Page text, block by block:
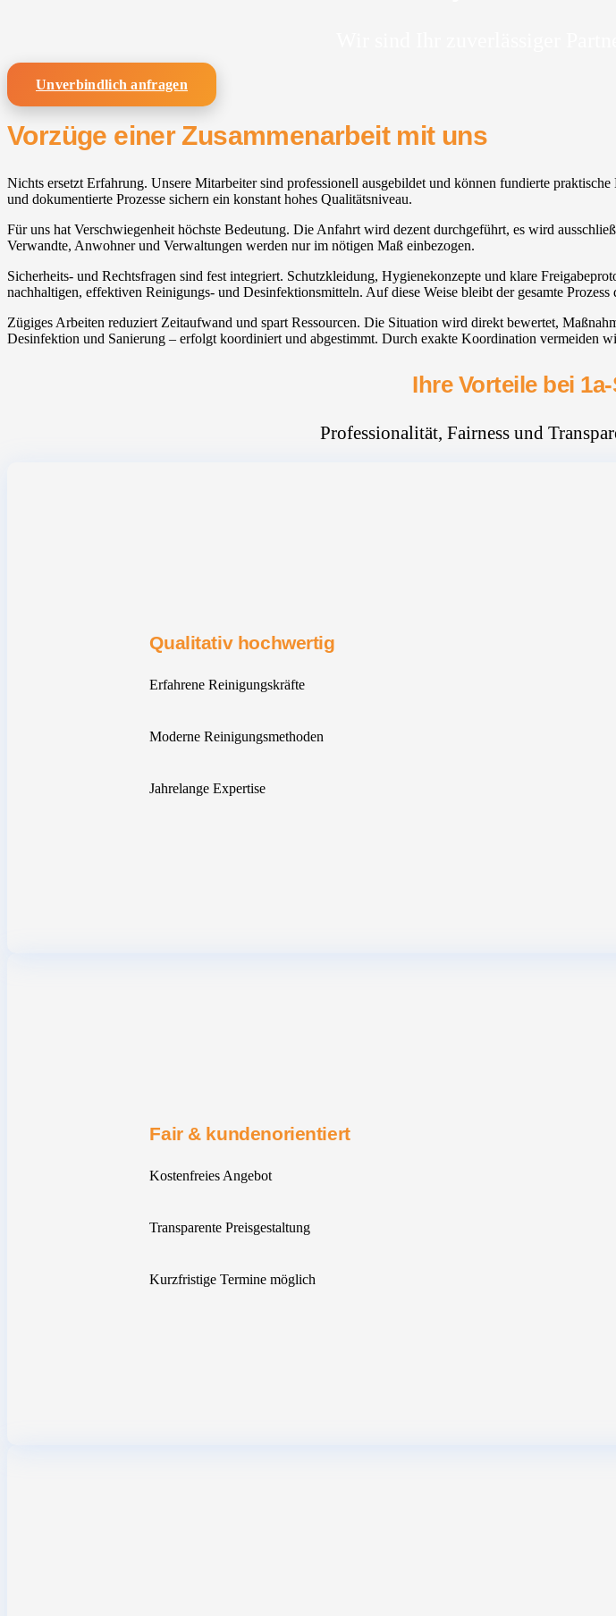
Unverbindlich anfragen
Vorzüge einer Zusammenarbeit mit uns
Nichts ersetzt Erfahrung. Unsere Mitarbeiter sind professionell ausgebildet und können fundierte
und dokumentierte Prozesse sichern ein konstant hohes Qualitätsniveau.
Für uns hat Verschwiegenheit höchste Bedeutung. Die Anfahrt wird dezent durchgeführt, es wird
Verwandte, Anwohner und Verwaltungen werden nur im nötigen Maß einbezogen.
Sicherheits- und Rechtsfragen sind fest integriert. Schutzkleidung, Hygienekonzepte und klare
nachhaltigen, effektiven Reinigungs- und Desinfektionsmitteln. Auf diese Weise bleibt der gesamte
Zügiges Arbeiten reduziert Zeitaufwand und spart Ressourcen. Die Situation wird direkt bewertet,
Desinfektion und Sanierung – erfolgt koordiniert und abgestimmt. Durch exakte Koordination vermeiden
Ihre Vorteile bei
Professionalität, Fairness und
Qualitativ hochwertig
Erfahrene Reinigungskräfte
Moderne Reinigungsmethoden
Jahrelange Expertise
Fair & kundenorientiert
Kostenfreies Angebot
Transparente Preisgestaltung
Kurzfristige Termine möglich